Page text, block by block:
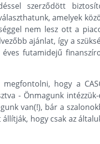
szerződött
amelyek
nem lesz ott a
ajánlat, így a
futamidejű
hogy a
- Önmagunk
van(!), bár a
állítják, hogy csak az